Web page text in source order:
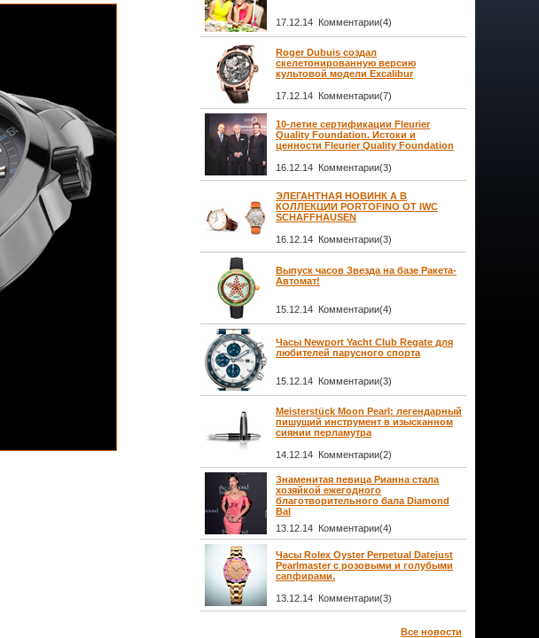
17.12.14 Комментарии(4)
Roger Dubuis создал
скелетонированную версию
культовой модели Excalibur
17.12.14 Комментарии(7)
10-летие сертификации Fleurier
Quality Foundation. Истоки и
ценности Fleurier Quality Foundation
16.12.14 Комментарии(3)
ЭЛЕГАНТНАЯ НОВИНК А В
КОЛЛЕКЦИИ PORTOFINO ОТ IWC
SCHAFFHAUSEN
16.12.14 Комментарии(3)
Выпуск часов Звезда на базе Ракета-
Автомат!
15.12.14 Комментарии(4)
Часы Newport Yacht Club Regate для
любителей парусного спорта
15.12.14 Комментарии(3)
Meisterstück Moon Pearl: легендарный
пишущий инструмент в изысканном
сиянии перламутра
14.12.14 Комментарии(2)
Знаменитая певица Рианна стала
хозяйкой ежегодного
благотворительного бала Diamond
Bal
13.12.14 Комментарии(4)
Часы Rolex Oyster Perpetual Datejust
Pearlmaster с розовыми и голубыми
сапфирами.
13.12.14 Комментарии(3)
Все новости